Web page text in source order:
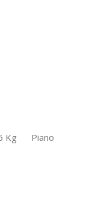
Kg Piano